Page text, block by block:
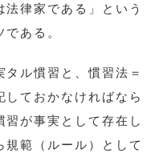
律家である」という
ある。
タル慣習と、慣習法＝
ておかなければなら
習が事実として存在し
範（ルール）として